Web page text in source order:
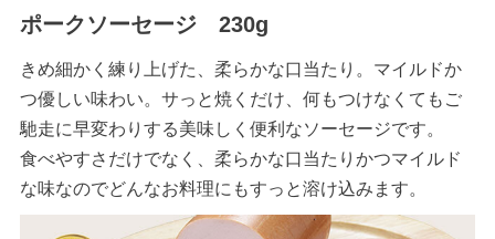
ポークソーセージ 230g
きめ細かく練り上げた、柔らかな口当たり。マイルドか
つ優しい味わい。サっと焼くだけ、何もつけなくてもご
馳走に早変わりする美味しく便利なソーセージです。
食べやすさだけでなく、柔らかな口当たりかつマイルド
な味なのでどんなお料理にもすっと溶け込みます。